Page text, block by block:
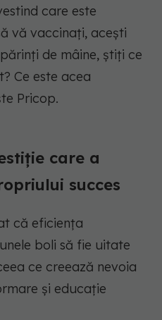
care este
vă vaccinați, acești
de mâine, știți ce
Ce este acea
Pricop.
care a
succes
că eficiența
boli să fie uitate
ce creează nevoia
și educație